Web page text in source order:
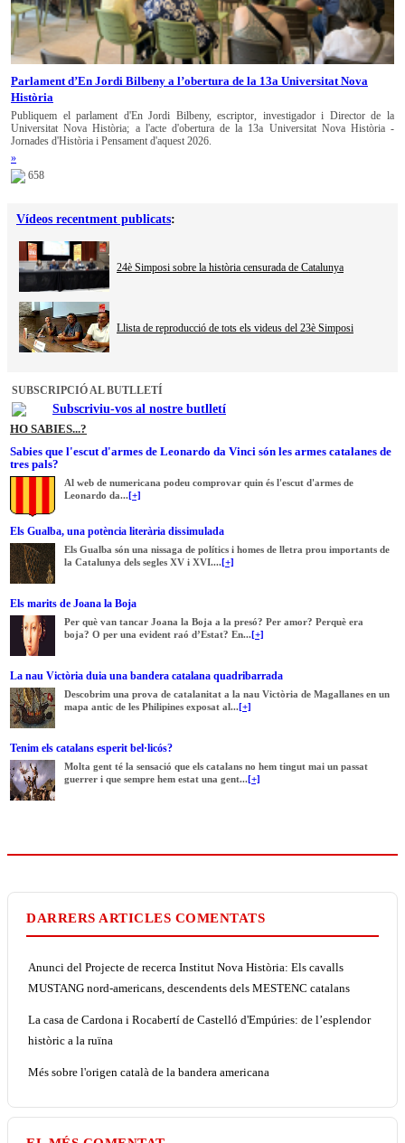
Parlament d’En Jordi Bilbeny a l’obertura de la 13a Universitat Nova
Història
Publiquem el parlament d'En Jordi Bilbeny, escriptor, investigador i Director de la
Universitat Nova Història; a l'acte d'obertura de la 13a Universitat Nova Història -
Jornades d'Història i Pensament d'aquest 2026.
»
658
Vídeos recentment publicats:
24è Simposi sobre la història censurada de Catalunya
Llista de reproducció de tots els videus del 23è Simposi
SUBSCRIPCIÓ AL BUTLLETÍ
Subscriviu-vos al nostre butlletí
HO SABIES...?
Sabies que l'escut d'armes de Leonardo da Vinci són les armes catalanes de
tres pals?
Al web de numericana podeu comprovar quin és l'escut d'armes de
Leonardo da...[+]
Els Gualba, una potència literària dissimulada
Els Gualba són una nissaga de polítics i homes de lletra prou importants de
la Catalunya dels segles XV i XVI....[+]
Els marits de Joana la Boja
Per què van tancar Joana la Boja a la presó? Per amor? Perquè era
boja? O per una evident raó d’Estat? En...[+]
La nau Victòria duia una bandera catalana quadribarrada
Descobrim una prova de catalanitat a la nau Victòria de Magallanes en un
mapa antic de les Philipines exposat al...[+]
Tenim els catalans esperit bel·licós?
Molta gent té la sensació que els catalans no hem tingut mai un passat
guerrer i que sempre hem estat una gent...[+]
DARRERS ARTICLES COMENTATS
Anunci del Projecte de recerca Institut Nova Història: Els cavalls
MUSTANG nord-americans, descendents dels MESTENC catalans
La casa de Cardona i Rocabertí de Castelló d'Empúries: de l’esplendor
històric a la ruïna
Més sobre l'origen català de la bandera americana